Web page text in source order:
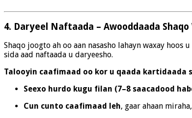
4. Daryeel Naftaada – Awooddaada
Shaqo joogto ah oo aan nasasho lahayn waxay
sida aad naftaada u daryeesho.
Talooyin caafimaad oo kor u qaada kartidaada
Seexo hurdo kugu filan (7–8 saacadood
Cun cunto caafimaad leh, gaar ahaan